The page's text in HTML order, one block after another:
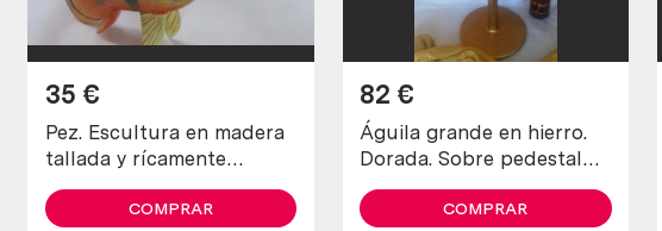
Pez. Escultura en madera
tallada y rícamente
coloreada a mano.
35 €
COMPRAR
Águila grande en hierro.
Dorada. Sobre pedestal
artesanal.
82 €
COMPRAR